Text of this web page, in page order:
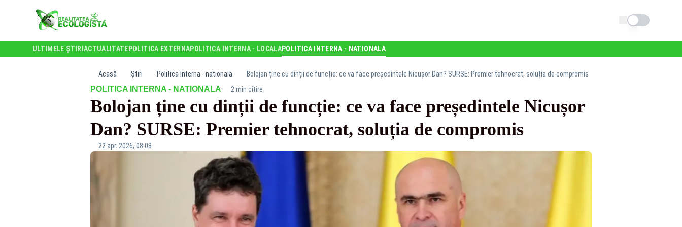
Schimba tema
ULTIMELE ȘTIRI ACTUALITATE POLITICA EXTERNAPOLITICA INTERNA - LOCALAPOLITICA INTERNA - NATIONALA
Acasă Știri Politica Interna - nationala Bolojan ține cu dinții de funcție: ce va face președintele Nicușor Dan? SURSE: Premier tehnocrat, soluția de compromis
POLITICA INTERNA - NATIONALA· 2 min citire
Bolojan ține cu dinții de funcție: ce va face președintele Nicușor
Dan? SURSE: Premier tehnocrat, soluția de compromis
22 apr. 2026, 08:08